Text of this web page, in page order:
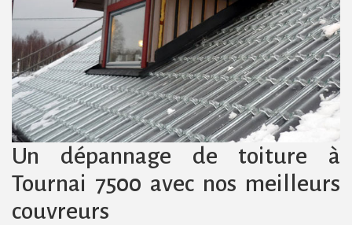
Un dépannage de toiture à
Tournai 7500 avec nos meilleurs
couvreurs